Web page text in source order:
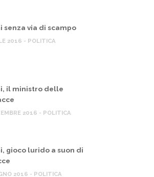
senza via di scampo
2016 - POLITICA
il ministro delle
2016 - POLITICA
gioco lurido a suon di
2016 - POLITICA